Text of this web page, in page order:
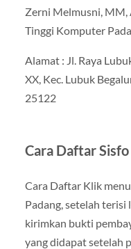
Zerni Melmusni, MM,
Tinggi Komputer
Alamat : Jl. Raya
XX, Kec. Lubuk
25122
Cara Daftar
Cara Daftar Klik
Padang, setelah terisi
kirimkan bukti
yang didapat setelah